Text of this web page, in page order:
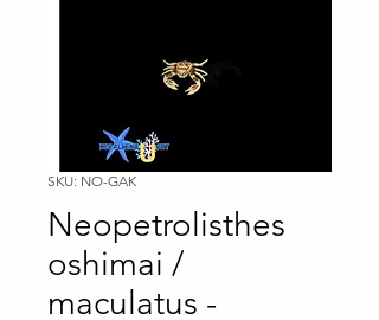
SKU: NO-GAK
Neopetrolisthes
oshimai /
maculatus -